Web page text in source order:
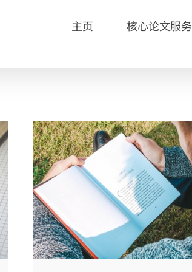
主页 核心论文服务